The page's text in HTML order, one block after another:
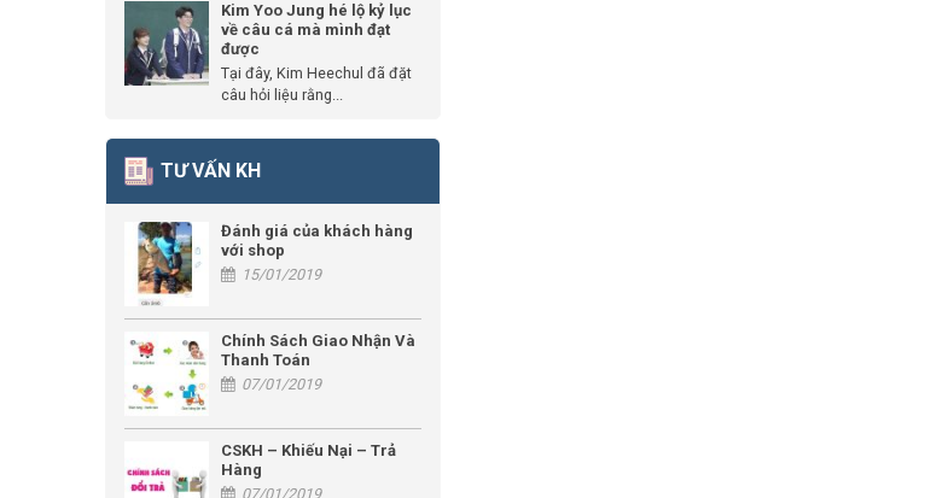
Kim Yoo Jung hé lộ kỷ lục
về câu cá mà mình đạt
được
Tại đây, Kim Heechul đã đặt
câu hỏi liệu rằng...
TƯ VẤN KH
Đánh giá của khách hàng
với shop
15/01/2019
Chính Sách Giao Nhận Và
Thanh Toán
07/01/2019
CSKH – Khiếu Nại – Trả
Hàng
07/01/2019